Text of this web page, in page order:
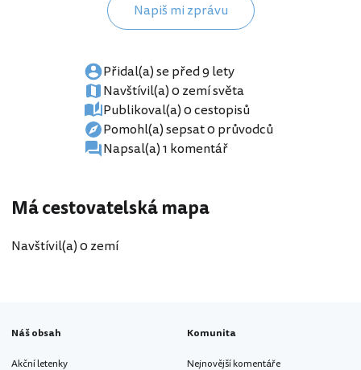
Napiš mi zprávu
Přidal(a) se před 9 lety
Navštívil(a) 0 zemí světa
Publikoval(a) 0 cestopisů
Pomohl(a) sepsat 0 průvodců
Napsal(a) 1 komentář
Má cestovatelská mapa
Navštívil(a) 0 zemí
Náš obsah
Akční letenky
Komunita
Nejnovější komentáře